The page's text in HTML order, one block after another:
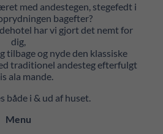
med andestegen, stegefedt i
bagefter?
har vi gjort det nemt for
dig,
tilbage og nyde den klassiske
traditionel andesteg efterfulgt
ala mande.
både i & ud af huset.
Menu